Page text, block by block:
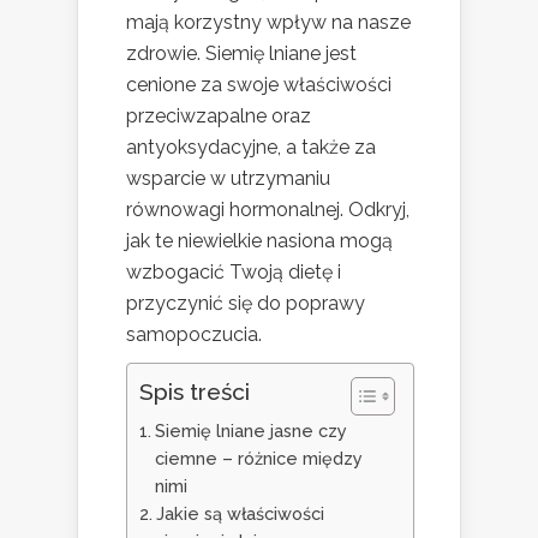
mają korzystny wpływ na nasze
zdrowie. Siemię lniane jest
cenione za swoje właściwości
przeciwzapalne oraz
antyoksydacyjne, a także za
wsparcie w utrzymaniu
równowagi hormonalnej. Odkryj,
jak te niewielkie nasiona mogą
wzbogacić Twoją dietę i
przyczynić się do poprawy
samopoczucia.
Spis treści
Siemię lniane jasne czy
ciemne – różnice między
nimi
Jakie są właściwości